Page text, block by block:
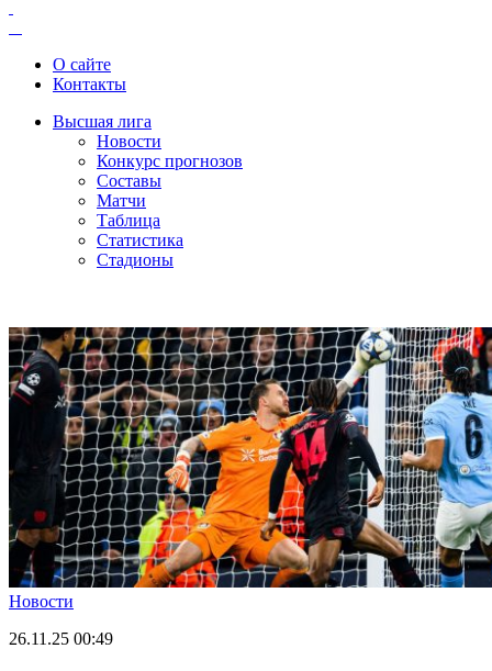
О сайте
Контакты
Высшая лига
Новости
Конкурс прогнозов
Составы
Матчи
Таблица
Статистика
Стадионы
Новости
26.11.25 00:49